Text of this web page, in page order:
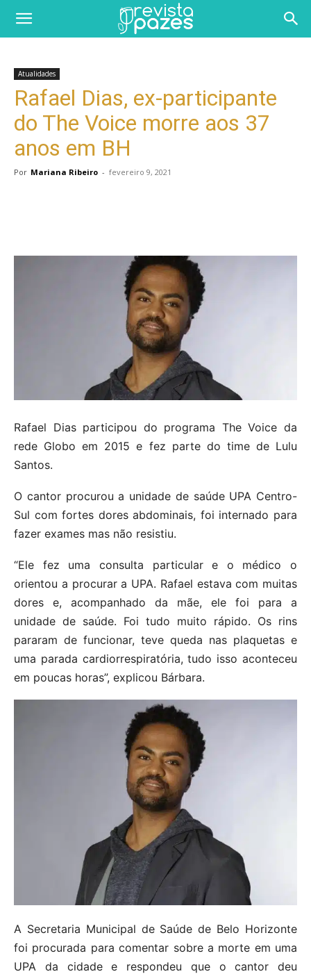
Atualidades
Rafael Dias, ex-participante
do The Voice morre aos 37
anos em BH
Por Mariana Ribeiro - fevereiro 9, 2021
Rafael Dias participou do programa The Voice da
rede Globo em 2015 e fez parte do time de Lulu
Santos.
O cantor procurou a unidade de saúde UPA Centro-
Sul com fortes dores abdominais, foi internado para
fazer exames mas não resistiu.
“Ele fez uma consulta particular e o médico o
orientou a procurar a UPA. Rafael estava com muitas
dores e, acompanhado da mãe, ele foi para a
unidade de saúde. Foi tudo muito rápido. Os rins
pararam de funcionar, teve queda nas plaquetas e
uma parada cardiorrespiratória, tudo isso aconteceu
em poucas horas”, explicou Bárbara.
A Secretaria Municipal de Saúde de Belo Horizonte
foi procurada para comentar sobre a morte em uma
UPA da cidade e respondeu que o cantor deu